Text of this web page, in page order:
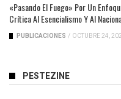
«Pasando El Fuego» Por Un
Crítica Al Esencialismo Y Al
PUBLICACIONES / OCTUBRE 24,
PESTEZINE